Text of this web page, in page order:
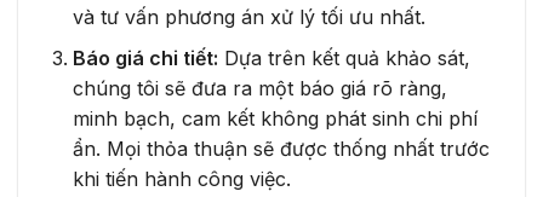
và tư vấn phương án xử lý tối ưu nhất.
Báo giá chi tiết: Dựa trên kết quả khảo sát,
chúng tôi sẽ đưa ra một báo giá rõ ràng,
minh bạch, cam kết không phát sinh chi phí
ẩn. Mọi thỏa thuận sẽ được thống nhất trước
khi tiến hành công việc.